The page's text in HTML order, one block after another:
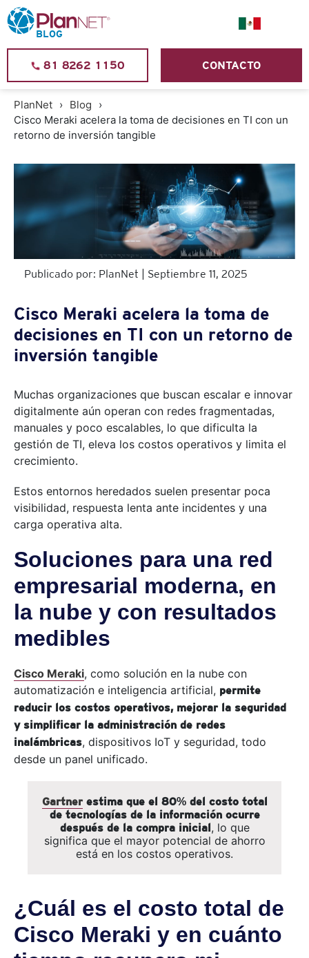
BLOG
81 8262 1150 CONTACTO
PlanNet
Blog
Cisco Meraki acelera la toma de decisiones en TI con un
retorno de inversión tangible
Publicado por: PlanNet | Septiembre 11, 2025
Cisco Meraki acelera la toma de
decisiones en TI con un retorno de
inversión tangible
Muchas organizaciones que buscan escalar e innovar
digitalmente aún operan con redes fragmentadas,
manuales y poco escalables, lo que dificulta la
gestión de TI, eleva los costos operativos y limita el
crecimiento.
Estos entornos heredados suelen presentar poca
visibilidad, respuesta lenta ante incidentes y una
carga operativa alta.
Soluciones para una red
empresarial moderna, en
la nube y con resultados
medibles
Cisco Meraki, como solución en la nube con
automatización e inteligencia artificial, permite
reducir los costos operativos, mejorar la seguridad
y simplificar la administración de redes
inalámbricas, dispositivos IoT y seguridad, todo
desde un panel unificado.
Gartnerestima que el 80% del costo total
de tecnologías de la información ocurre
después de la compra inicial, lo que
significa que el mayor potencial de ahorro
está en los costos operativos.
¿Cuál es el costo total de
Cisco Meraki y en cuánto